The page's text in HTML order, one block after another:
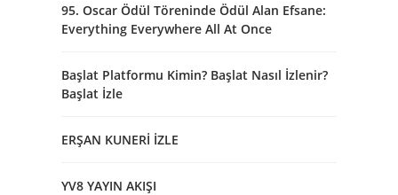
95. Oscar Ödül Töreninde Ödül Alan Efsane:
Everything Everywhere All At Once
Başlat Platformu Kimin? Başlat Nasıl İzlenir?
Başlat İzle
ERŞAN KUNERİ İZLE
YV8 YAYIN AKIŞI